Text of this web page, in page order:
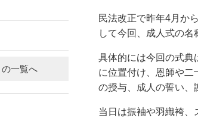
一覧へ
民法改正で昨年4月か
して今回、成人式の名
具体的には今回の式典
に位置付け、恩師や
の授与、成人の誓い、
当日は振袖や羽織袴